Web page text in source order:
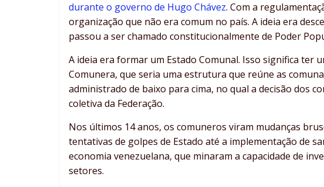
durante o governo de Hugo Chávez. Com a
organização que não era comum no país. A ideia era
passou a ser chamado constitucionalmente de Poder
A ideia era formar um Estado Comunal. Isso significa ter
Comunera, que seria uma estrutura que reúne as
administrado de baixo para cima, no qual a decisão dos
coletiva da Federação.
Nos últimos 14 anos, os comuneros viram mudanças
tentativas de golpes de Estado até a implementação de
economia venezuelana, que minaram a capacidade de
setores.